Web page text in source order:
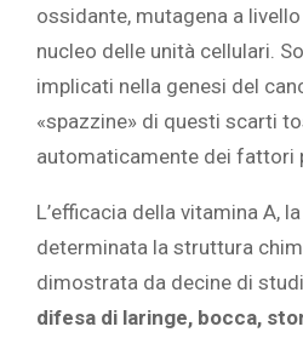
ossidante, mutagena a
nucleo delle unità cellulari.
implicati nella genesi del
«spazzine» di questi scarti
automaticamente dei fattori
L’efficacia della vitamina A,
determinata la struttura
dimostrata da decine di
difesa di laringe, bocca,